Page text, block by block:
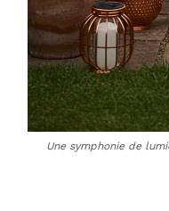
Une symphonie de